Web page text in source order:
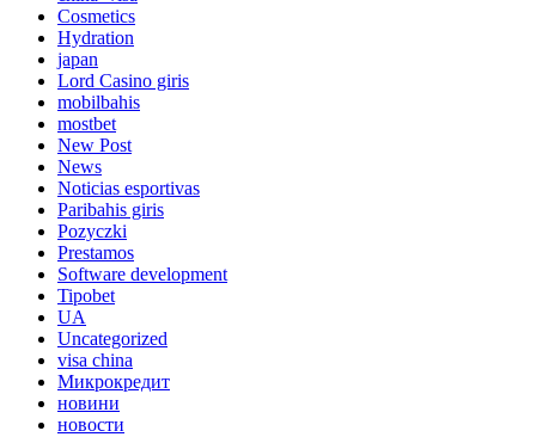
Cosmetics
Hydration
japan
Lord Сasino giris
mobilbahis
mostbet
New Post
News
Noticias esportivas
Paribahis giris
Pozyczki
Prestamos
Software development
Tipobet
UA
Uncategorized
visa china
Микрокредит
новини
новости